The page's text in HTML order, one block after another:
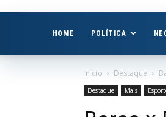
HOME POLÍTICA
Início Destaque
Destaque Mais